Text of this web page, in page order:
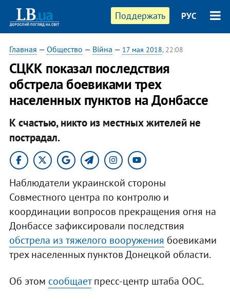
Поддержать РУС
Главная — Общество — Війна — 17 мая 2018, 22:08
СЦКК показал последствия
обстрела боевиками трех
населенных пунктов на Донбассе
К счастью, никто из местных жителей не
пострадал.
Наблюдатели украинской стороны
Совместного центра по контролю и
координации вопросов прекращения огня на
Донбассе зафиксировали последствия
обстрела из тяжелого вооружения боевиками
трех населенных пунктов Донецкой области.
Об этом сообщаетпресс-центр штаба ООС.